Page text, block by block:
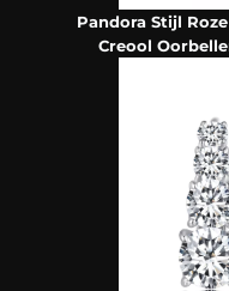
Pandora Stijl
Creool